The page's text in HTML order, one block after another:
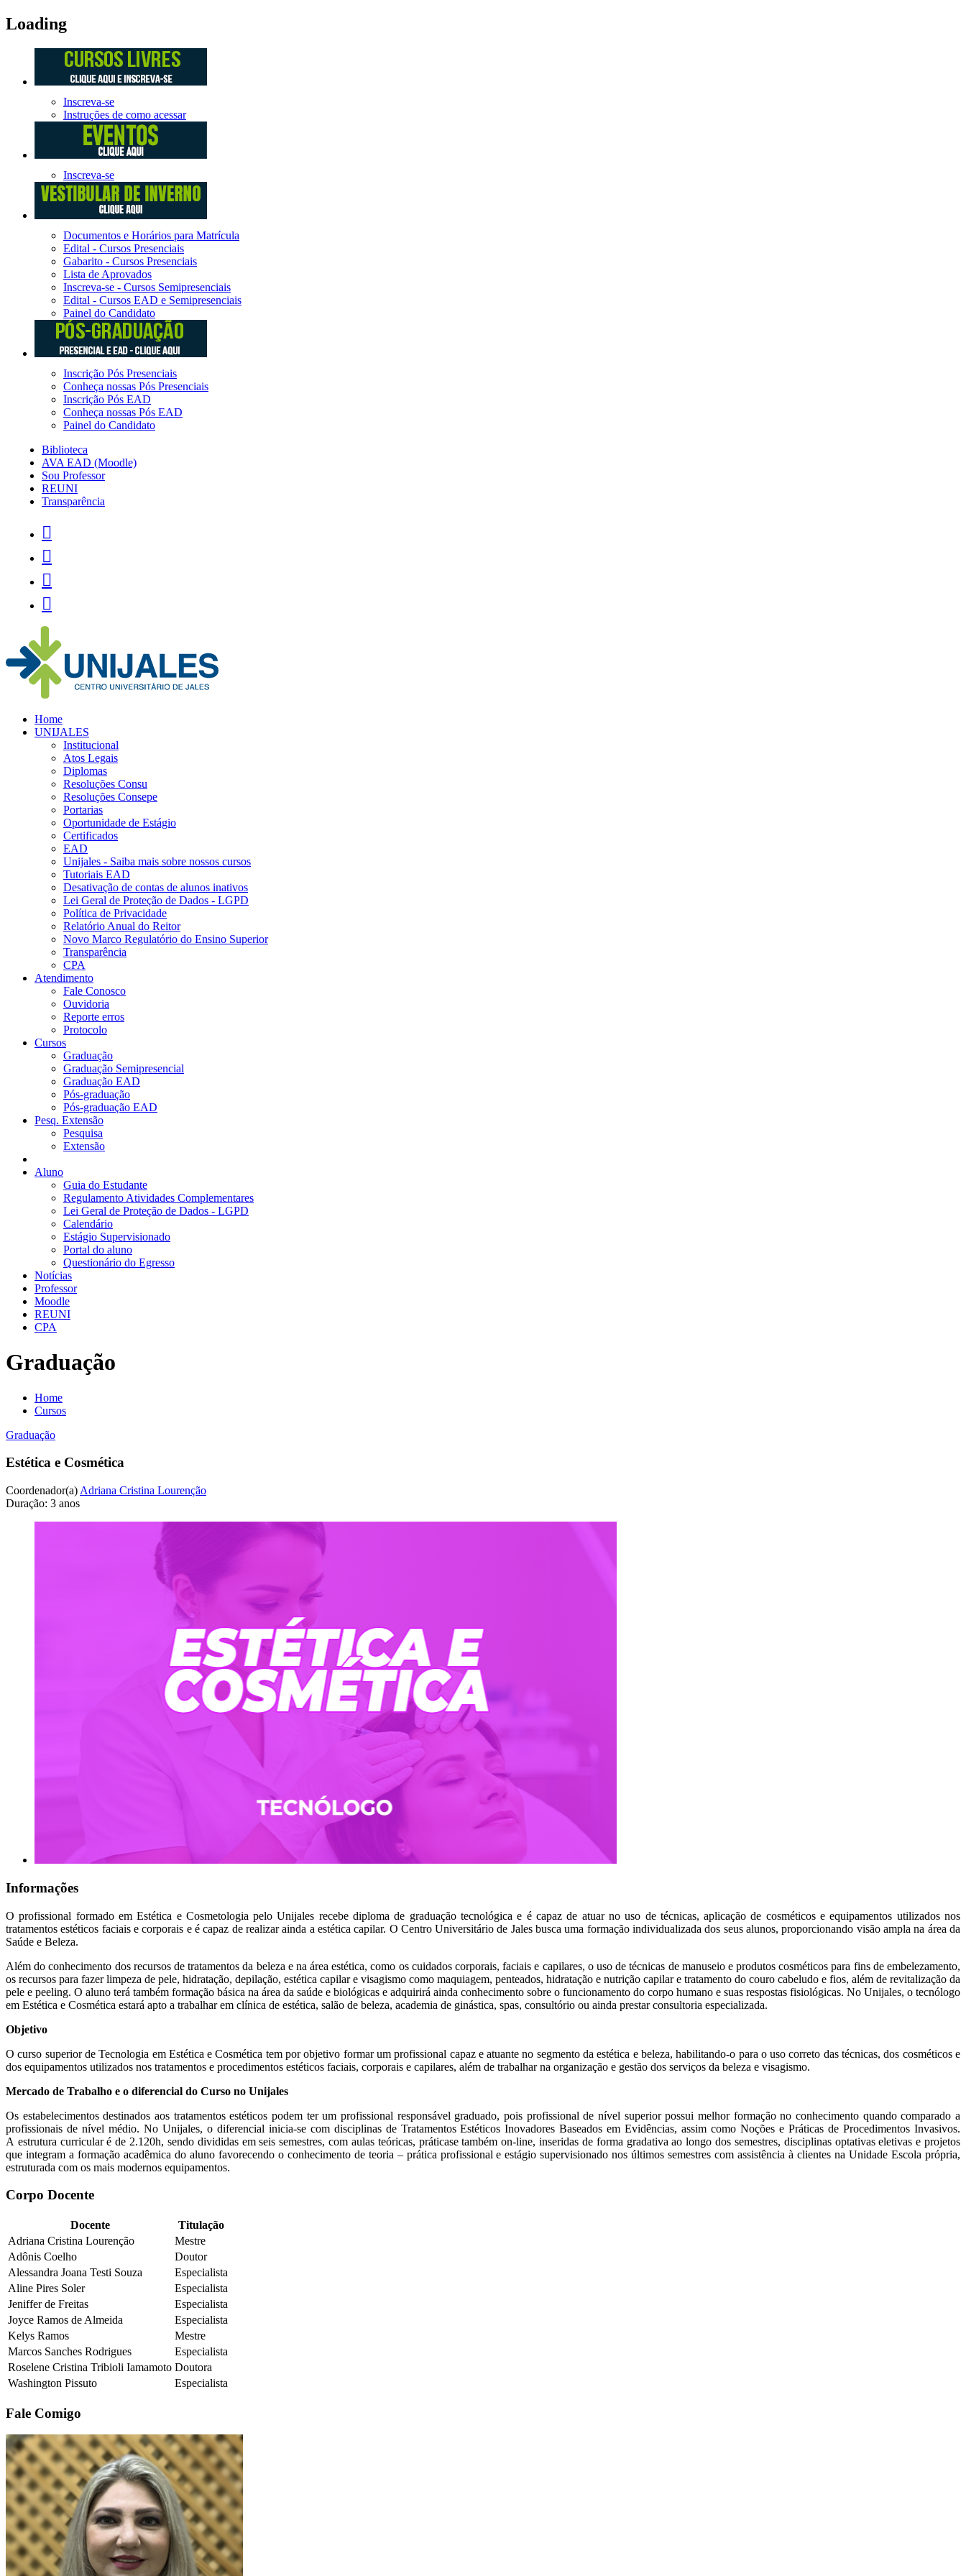
Loading
Inscreva-se
Instruções de como acessar
Inscreva-se
Documentos e Horários para Matrícula
Edital - Cursos Presenciais
Gabarito - Cursos Presenciais
Lista de Aprovados
Inscreva-se - Cursos Semipresenciais
Edital - Cursos EAD e Semipresenciais
Painel do Candidato
Inscrição Pós Presenciais
Conheça nossas Pós Presenciais
Inscrição Pós EAD
Conheça nossas Pós EAD
Painel do Candidato
Biblioteca
AVA EAD (Moodle)
Sou Professor
REUNI
Transparência




Home
UNIJALES
Institucional
Atos Legais
Diplomas
Resoluções Consu
Resoluções Consepe
Portarias
Oportunidade de Estágio
Certificados
EAD
Unijales - Saiba mais sobre nossos cursos
Tutoriais EAD
Desativação de contas de alunos inativos
Lei Geral de Proteção de Dados - LGPD
Política de Privacidade
Relatório Anual do Reitor
Novo Marco Regulatório do Ensino Superior
Transparência
CPA
Atendimento
Fale Conosco
Ouvidoria
Reporte erros
Protocolo
Cursos
Graduação
Graduação Semipresencial
Graduação EAD
Pós-graduação
Pós-graduação EAD
Pesq. Extensão
Pesquisa
Extensão
Aluno
Guia do Estudante
Regulamento Atividades Complementares
Lei Geral de Proteção de Dados - LGPD
Calendário
Estágio Supervisionado
Portal do aluno
Questionário do Egresso
Notícias
Professor
Moodle
REUNI
CPA
Graduação
Home
Cursos
Graduação
Estética e Cosmética
Coordenador(a) Adriana Cristina Lourenção
Duração: 3 anos
Informações
O profissional formado em Estética e Cosmetologia pelo Unijales recebe diploma de graduação tecnológica e é capaz de atuar no uso de técnicas, aplicação de cosméticos e equipamentos utilizados nos
tratamentos estéticos faciais e corporais e é capaz de realizar ainda a estética capilar. O Centro Universitário de Jales busca uma formação individualizada dos seus alunos, proporcionando visão ampla na área da
Saúde e Beleza.
Além do conhecimento dos recursos de tratamentos da beleza e na área estética, como os cuidados corporais, faciais e capilares, o uso de técnicas de manuseio e produtos cosméticos para fins de embelezamento,
os recursos para fazer limpeza de pele, hidratação, depilação, estética capilar e visagismo como maquiagem, penteados, hidratação e nutrição capilar e tratamento do couro cabeludo e fios, além de revitalização da
pele e peeling. O aluno terá também formação básica na área da saúde e biológicas e adquirirá ainda conhecimento sobre o funcionamento do corpo humano e suas respostas fisiológicas. No Unijales, o tecnólogo
em Estética e Cosmética estará apto a trabalhar em clínica de estética, salão de beleza, academia de ginástica, spas, consultório ou ainda prestar consultoria especializada.
Objetivo
O curso superior de Tecnologia em Estética e Cosmética tem por objetivo formar um profissional capaz e atuante no segmento da estética e beleza, habilitando-o para o uso correto das técnicas, dos cosméticos e
dos equipamentos utilizados nos tratamentos e procedimentos estéticos faciais, corporais e capilares, além de trabalhar na organização e gestão dos serviços da beleza e visagismo.
Mercado de Trabalho e o diferencial do Curso no Unijales
Os estabelecimentos destinados aos tratamentos estéticos podem ter um profissional responsável graduado, pois profissional de nível superior possui melhor formação no conhecimento quando comparado a
profissionais de nível médio. No Unijales, o diferencial inicia-se com disciplinas de Tratamentos Estéticos Inovadores Baseados em Evidências, assim comoNoções e Práticas de Procedimentos Invasivos.
A estrutura curricular é de 2.120h, sendo divididas em seis semestres, com aulas teóricas, práticase também on-line, inseridas de forma gradativa ao longo dos semestres, disciplinas optativas eletivas e projetos
que integram a formação acadêmica do aluno favorecendo o conhecimento de teoria – prática profissional e estágio supervisionado nos últimos semestres com assistência à clientes na Unidade Escola própria,
estruturada com os mais modernos equipamentos.
Corpo Docente
Docente
Titulação
Adriana Cristina Lourenção
Mestre
Adônis Coelho
Doutor
Alessandra Joana Testi Souza
Especialista
Aline Pires Soler
Especialista
Jeniffer de Freitas
Especialista
Joyce Ramos de Almeida
Especialista
Kelys Ramos
Mestre
Marcos Sanches Rodrigues
Especialista
Roselene Cristina Tribioli Iamamoto Doutora
Washington Pissuto
Especialista
Fale Comigo